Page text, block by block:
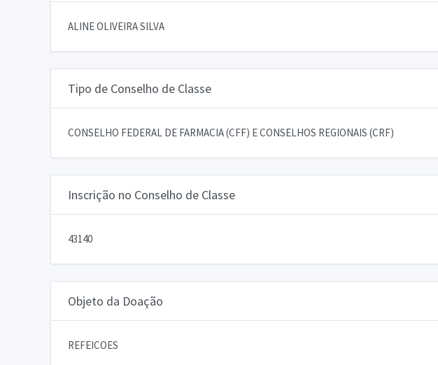
ALINE OLIVEIRA SILVA
Tipo de Conselho de Classe
CONSELHO FEDERAL DE FARMACIA (CFF) E CONSELHOS REGIONAIS (CRF)
Inscrição no Conselho de Classe
43140
Objeto da Doação
REFEICOES